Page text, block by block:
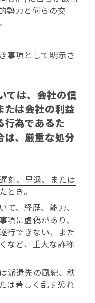
勢力と何らの交
事項として明示さ
ては、会社の信
たは会社の利益
行為であるた
は、厳重な処分
刻、早退、または
とき。
、経歴、能力、
に虚偽があり、
行できない、また
など、重大な詐称
派遣先の風紀、秩
は著しく乱す恐れ